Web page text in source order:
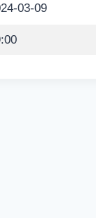
03-09